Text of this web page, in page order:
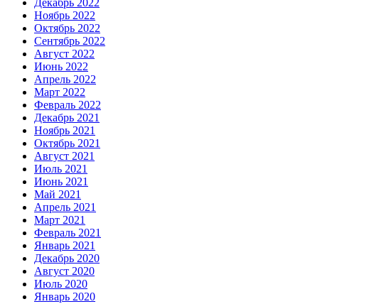
Декабрь 2022
Ноябрь 2022
Октябрь 2022
Сентябрь 2022
Август 2022
Июнь 2022
Апрель 2022
Март 2022
Февраль 2022
Декабрь 2021
Ноябрь 2021
Октябрь 2021
Август 2021
Июль 2021
Июнь 2021
Май 2021
Апрель 2021
Март 2021
Февраль 2021
Январь 2021
Декабрь 2020
Август 2020
Июль 2020
Январь 2020